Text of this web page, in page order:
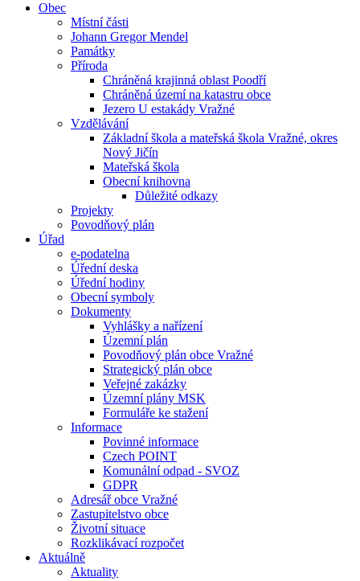
Obec
Místní části
Johann Gregor Mendel
Památky
Příroda
Chráněná krajinná oblast Poodří
Chráněná území na katastru obce
Jezero U estakády Vražné
Vzdělávání
Základní škola a mateřská škola Vražné, okres
Nový Jičín
Mateřská škola
Obecní knihovna
Důležité odkazy
Projekty
Povodňový plán
Úřad
e-podatelna
Úřední deska
Úřední hodiny
Obecní symboly
Dokumenty
Vyhlášky a nařízení
Územní plán
Povodňový plán obce Vražné
Strategický plán obce
Veřejné zakázky
Územní plány MSK
Formuláře ke stažení
Informace
Povinné informace
Czech POINT
Komunální odpad - SVOZ
GDPR
Adresář obce Vražné
Zastupitelstvo obce
Životní situace
Rozklikávací rozpočet
Aktuálně
Aktuality